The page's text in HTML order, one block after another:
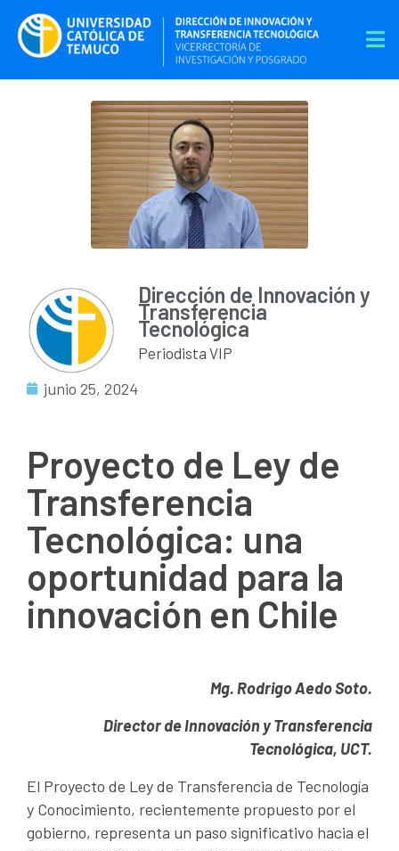
Dirección de Innovación y
Transferencia
Tecnológica
Periodista VIP
junio 25, 2024
Proyecto de Ley de
Transferencia
Tecnológica: una
oportunidad para la
innovación en Chile
Mg. Rodrigo Aedo Soto.
Director de Innovación y Transferencia
Tecnológica, UCT.
El Proyecto de Ley de Transferencia de Tecnología
y Conocimiento, recientemente propuesto por el
gobierno, representa un paso significativo hacia el